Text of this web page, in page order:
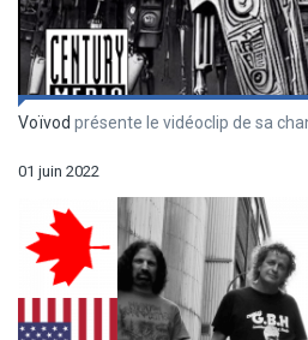
Voïvod présente le vidéoclip de sa
01 juin 2022